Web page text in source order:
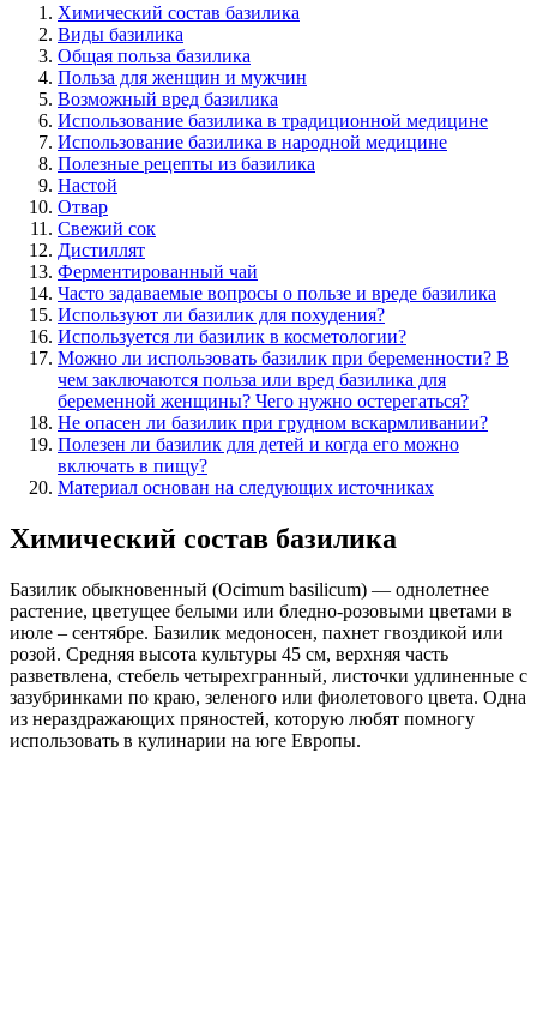
Химический состав базилика
Виды базилика
Общая польза базилика
Польза для женщин и мужчин
Возможный вред базилика
Использование базилика в традиционной медицине
Использование базилика в народной медицине
Полезные рецепты из базилика
Настой
Отвар
Свежий сок
Дистиллят
Ферментированный чай
Часто задаваемые вопросы о пользе и вреде базилика
Используют ли базилик для похудения?
Используется ли базилик в косметологии?
Можно ли использовать базилик при беременности? В
чем заключаются польза или вред базилика для
беременной женщины? Чего нужно остерегаться?
Не опасен ли базилик при грудном вскармливании?
Полезен ли базилик для детей и когда его можно
включать в пищу?
Материал основан на следующих источниках
Химический состав базилика
Базилик обыкновенный (Ocimum basilicum) — однолетнее
растение, цветущее белыми или бледно-розовыми цветами в
июле – сентябре. Базилик медоносен, пахнет гвоздикой или
розой. Средняя высота культуры 45 см, верхняя часть
разветвлена, стебель четырехгранный, листочки удлиненные с
зазубринками по краю, зеленого или фиолетового цвета. Одна
из нераздражающих пряностей, которую любят помногу
использовать в кулинарии на юге Европы.